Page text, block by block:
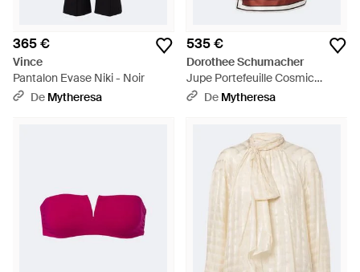
365 €
Vince
Pantalon Evase Niki - Noir
De Mytheresa
535 €
Dorothee Schumacher
Jupe Portefeuille Cosmic
Funghi En Soie - Rouge
De Mytheresa